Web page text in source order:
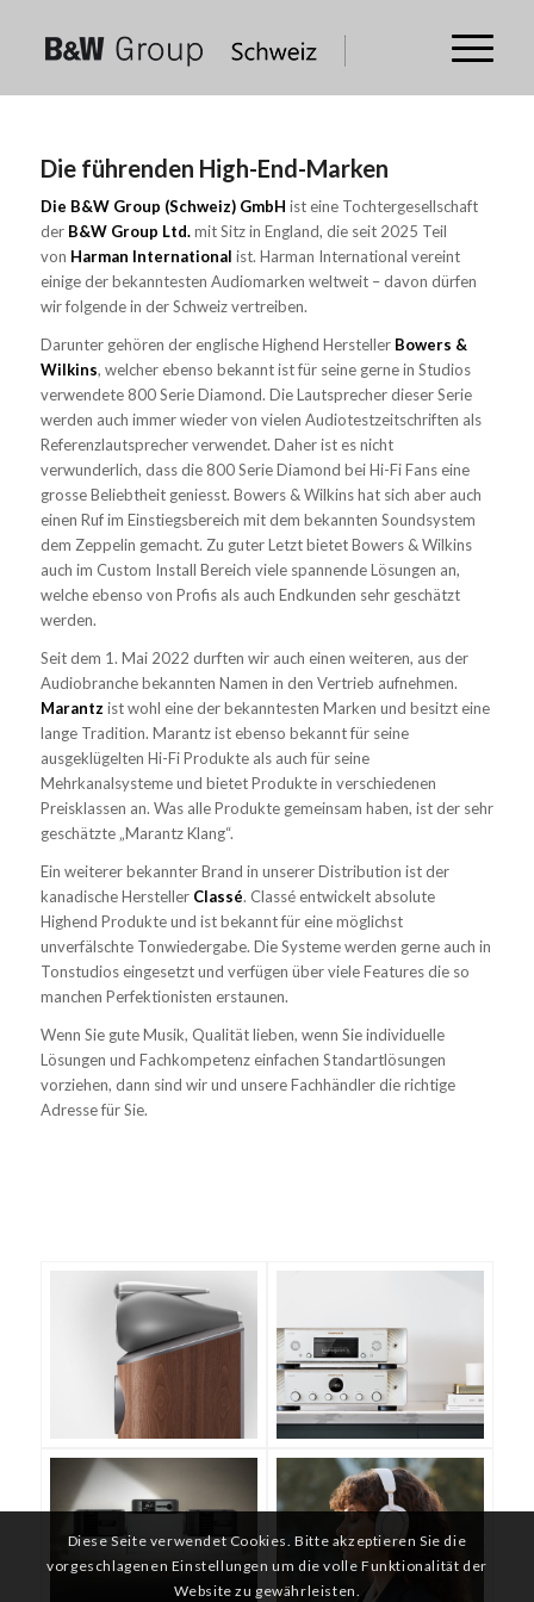
Die führenden High-End-Marken
Die B&W Group (Schweiz) GmbH ist eine Tochtergesellschaft
der B&W Group Ltd.mit Sitz in England, die seit 2025 Teil
von Harman International ist. Harman International vereint
einige der bekanntesten Audiomarken weltweit – davon dürfen
wir folgende in der Schweiz vertreiben.
Darunter gehören der englische Highend Hersteller Bowers &
Wilkins, welcher ebenso bekannt ist für seine gerne in Studios
verwendete 800 Serie Diamond. Die Lautsprecher dieser Serie
werden auch immer wieder von vielen Audiotestzeitschriften als
Referenzlautsprecher verwendet. Daher ist es nicht
verwunderlich, dass die 800 Serie Diamond bei Hi-Fi Fans eine
grosse Beliebtheit geniesst. Bowers & Wilkins hat sich aber auch
einen Ruf im Einstiegsbereich mit dem bekannten Soundsystem
dem Zeppelin gemacht. Zu guter Letzt bietet Bowers & Wilkins
auch im Custom Install Bereich viele spannende Lösungen an,
welche ebenso von Profis als auch Endkunden sehr geschätzt
werden.
Seit dem 1. Mai 2022 durften wir auch einen weiteren, aus der
Audiobranche bekannten Namen in den Vertrieb aufnehmen.
Marantz ist wohl eine der bekanntesten Marken und besitzt eine
lange Tradition. Marantz ist ebenso bekannt für seine
ausgeklügelten Hi-Fi Produkte als auch für seine
Mehrkanalsysteme und bietet Produkte in verschiedenen
Preisklassen an. Was alle Produkte gemeinsam haben, ist der sehr
geschätzte „Marantz Klang“.
Ein weiterer bekannter Brand in unserer Distribution ist der
kanadische Hersteller Classé. Classé entwickelt absolute
Highend Produkte und ist bekannt für eine möglichst
unverfälschte Tonwiedergabe. Die Systeme werden gerne auch in
Tonstudios eingesetzt und verfügen über viele Features die so
manchen Perfektionisten erstaunen.
Wenn Sie gute Musik, Qualität lieben, wenn Sie individuelle
Lösungen und Fachkompetenz einfachen Standartlösungen
vorziehen, dann sind wir und unsere Fachhändler die richtige
Adresse für Sie.
Diese Seite verwendet Cookies. Bitte akzeptieren Sie die
vorgeschlagenen Einstellungen um die volle Funktionalität der
Website zu gewährleisten.